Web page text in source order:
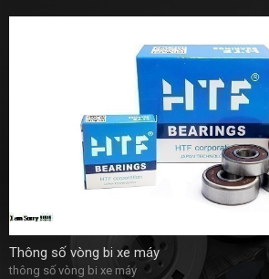
Thông số vòng bi xe máy
thông số vòng bi xe máy